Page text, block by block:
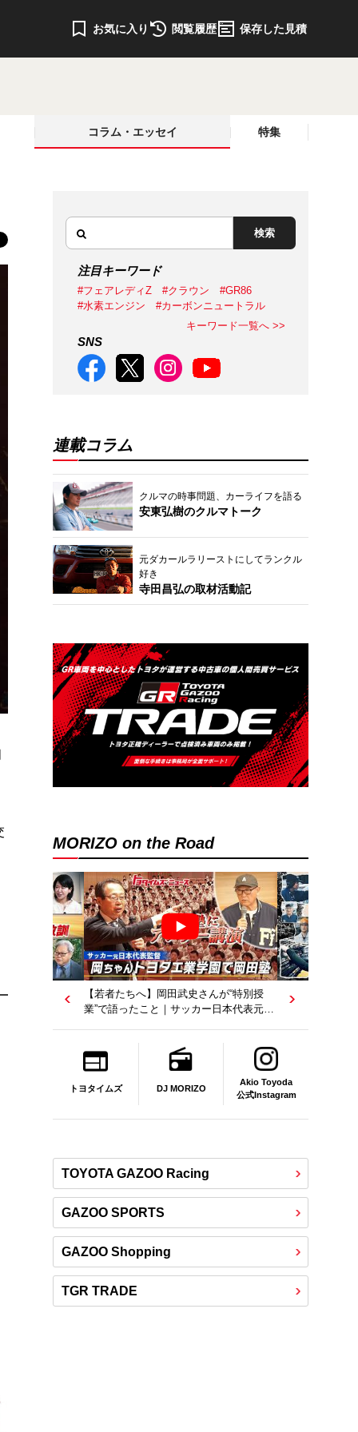
お気に入り 閲覧履歴 保存した見積
コラム・エッセイ 特集
検索
注目キーワード
#フェアレディZ #クラウン
#GR86
#水素エンジン
#カーボンニュートラル
キーワード一覧へ >>
SNS
連載コラム
クルマの時事問題、カーライフを語る
安東弘樹のクルマトーク
元ダカールラリーストにしてランクル
好き
寺田昌弘の取材活動記
MORIZO on the Road
【若者たちへ】岡田武史さんが“特別授
業”で語ったこと｜サッカー日本代表元監
トヨタイムズ DJ MORIZO
Akio Toyoda
公式Instagram
TOYOTA GAZOO Racing
GAZOO SPORTS
GAZOO Shopping
TGR TRADE